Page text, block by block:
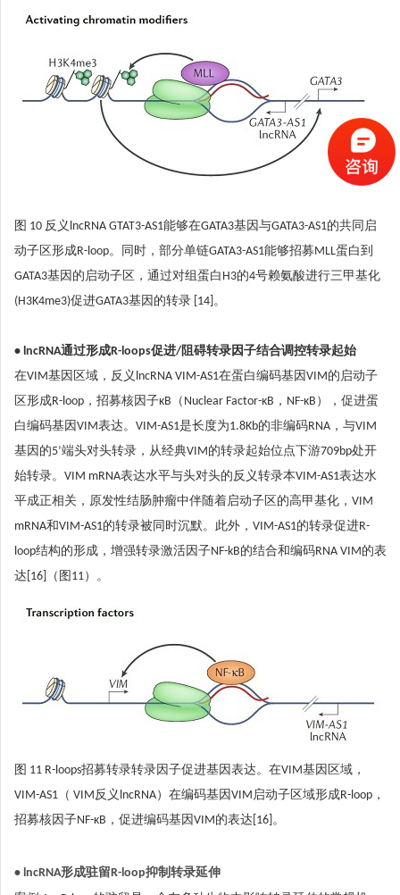
图 10 反义lncRNA GTAT3-AS1能够在GATA3基因与GATA3-AS1的共同启
动子区形成R-loop。同时，部分单链GATA3-AS1能够招募MLL蛋白到
GATA3基因的启动子区，通过对组蛋白H3的4号赖氨酸进行三甲基化
(H3K4me3)促进GATA3基因的转录 [14]。
• lncRNA通过形成R-loops促进/阻碍转录因子结合调控转录起始
在VIM基因区域，反义lncRNA VIM-AS1在蛋白编码基因VIM的启动子
区形成R-loop，招募核因子κB（Nuclear Factor-κB，NF-κB），促进蛋
白编码基因VIM表达。VIM-AS1是长度为1.8Kb的非编码RNA，与VIM
基因的5’端头对头转录，从经典VIM的转录起始位点下游709bp处开
始转录。VIM mRNA表达水平与头对头的反义转录本VIM-AS1表达水
平成正相关，原发性结肠肿瘤中伴随着启动子区的高甲基化，VIM
mRNA和VIM-AS1的转录被同时沉默。此外，VIM-AS1的转录促进R-
loop结构的形成，增强转录激活因子NF-kB的结合和编码RNA VIM的表
达[16]（图11）。
图 11 R-loops招募转录转录因子促进基因表达。在VIM基因区域，
VIM-AS1（ VIM反义lncRNA）在编码基因VIM启动子区域形成R-loop，
招募核因子NF-κB，促进编码基因VIM的表达[16]。
• lncRNA形成驻留R-loop抑制转录延伸